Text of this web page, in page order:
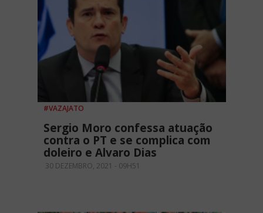
#VAZAJATO
Sergio Moro confessa atuação
contra o PT e se complica com
doleiro e Alvaro Dias
30 DEZEMBRO, 2021 - 09H51